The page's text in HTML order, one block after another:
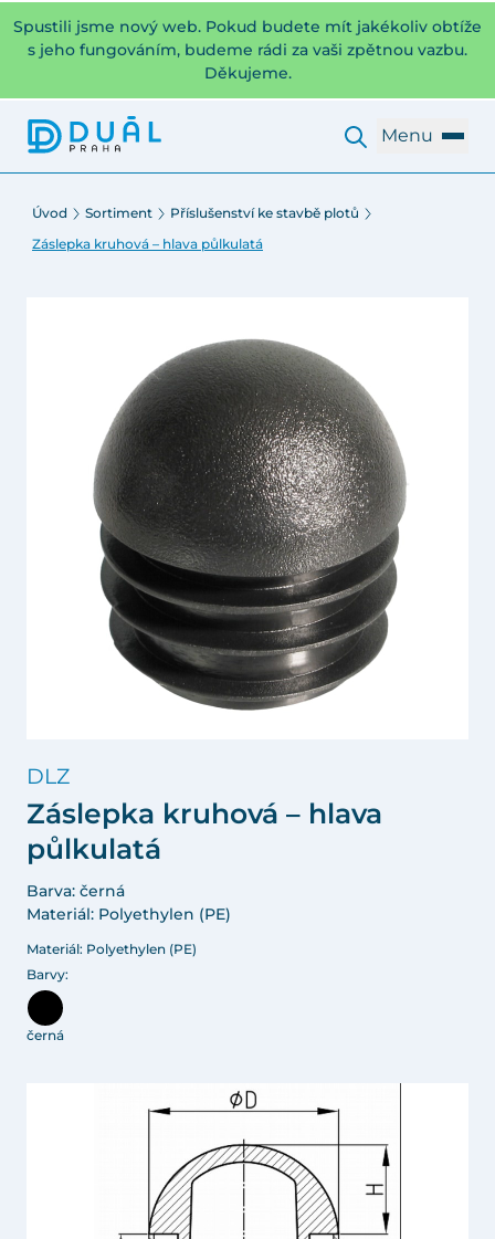
Spustili jsme nový web. Pokud budete mít jakékoliv obtíže
s jeho fungováním, budeme rádi za vaši zpětnou vazbu.
Děkujeme.
Menu
Úvod Sortiment
Příslušenství ke stavbě plotů
Záslepka kruhová – hlava půlkulatá
DLZ
Záslepka kruhová – hlava
půlkulatá
Barva: černá
Materiál: Polyethylen (PE)
Materiál: Polyethylen (PE)
Barvy:
černá